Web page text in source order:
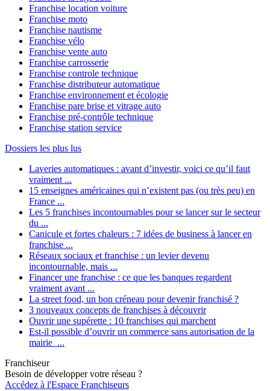
Franchise location voiture
Franchise moto
Franchise nautisme
Franchise vélo
Franchise vente auto
Franchise carrosserie
Franchise controle technique
Franchise distributeur automatique
Franchise environnement et écologie
Franchise pare brise et vitrage auto
Franchise pré-contrôle technique
Franchise station service
Dossiers les plus lus
Laveries automatiques : avant d’investir, voici ce qu’il faut
vraiment ...
15 enseignes américaines qui n’existent pas (ou très peu) en
France ...
Les 5 franchises incontournables pour se lancer sur le secteur
du ...
Canicule et fortes chaleurs : 7 idées de business à lancer en
franchise ...
Réseaux sociaux et franchise : un levier devenu
incontournable, mais ...
Financer une franchise : ce que les banques regardent
vraiment avant ...
La street food, un bon créneau pour devenir franchisé ?
3 nouveaux concepts de franchises à découvrir
Ouvrir une supérette : 10 franchises qui marchent
Est-il possible d’ouvrir un commerce sans autorisation de la
mairie ...
Franchiseur
Besoin de développer votre réseau ?
Accédez à l'Espace Franchiseurs